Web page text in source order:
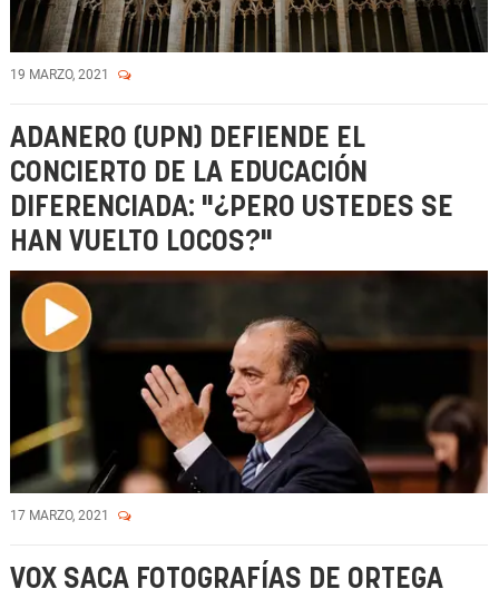
19 MARZO, 2021
ADANERO (UPN) DEFIENDE EL
CONCIERTO DE LA EDUCACIÓN
DIFERENCIADA: "¿PERO USTEDES SE
HAN VUELTO LOCOS?"
17 MARZO, 2021
VOX SACA FOTOGRAFÍAS DE ORTEGA